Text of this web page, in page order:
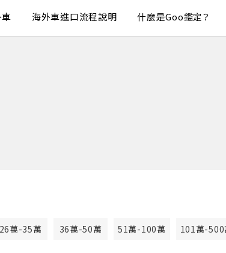
海外車進口流程說明 什麼是Goo鑑定？
26萬-35萬 36萬-50萬 51萬-100萬 101萬-500